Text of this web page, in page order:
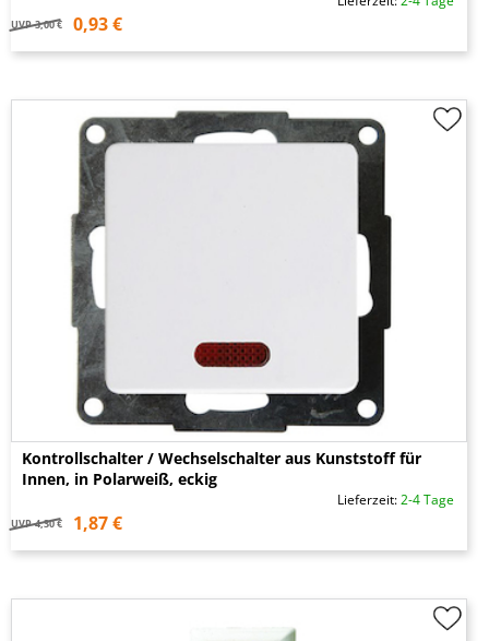
UVP 3,00 € 0,93 €
Kontrollschalter / Wechselschalter aus Kunststoff für
Innen, in Polarweiß, eckig
Lieferzeit:2-4 Tage
UVP 4,30 € 1,87 €